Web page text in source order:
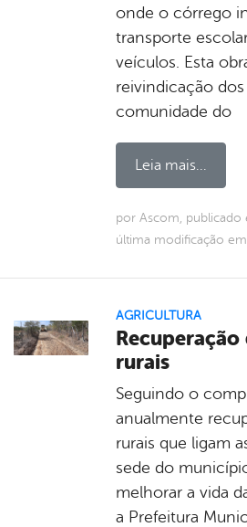
onde o córrego
transporte
veículos. Esta
reivindicação
comunidade do
Leia mais...
por Ascom,
última modificação
AGRICULTURA
Recuperação
rurais
Seguindo o
anualmente
rurais que ligam
sede do
melhorar a vida
a Prefeitura